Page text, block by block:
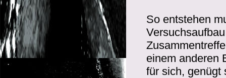
So entstehen
einem anderen
für sich, genügt